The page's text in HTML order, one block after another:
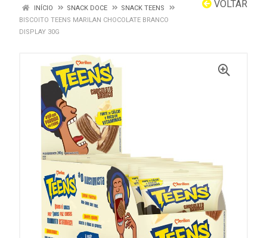
VOLTAR
INÍCIO SNACK DOCE
SNACK TEENS
BISCOITO TEENS MARILAN CHOCOLATE BRANCO
DISPLAY 30G